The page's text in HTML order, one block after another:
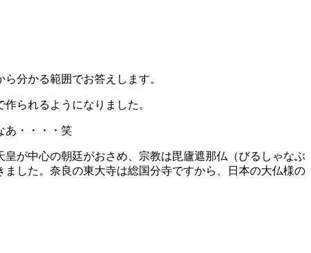
分かる範囲でお答えします。
られるようになりました。
あ・・・・笑
が中心の朝廷がおさめ、宗教は毘廬遮那仏（びるしゃなぶ
した。奈良の東大寺は総国分寺ですから、日本の大仏様の